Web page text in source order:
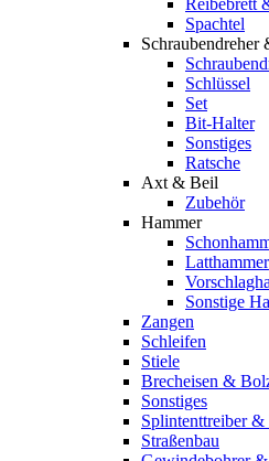
Reibebrett
Spachtel
Schraubendreher
Schlüssel
Set
Bit-Halter
Sonstiges
Ratsche
Axt & Beil
Zubehör
Hammer
Latthammer
Sonstige
Zangen
Schleifen
Stiele
Brecheisen &
Sonstiges
Splintenttreiber
Straßenbau